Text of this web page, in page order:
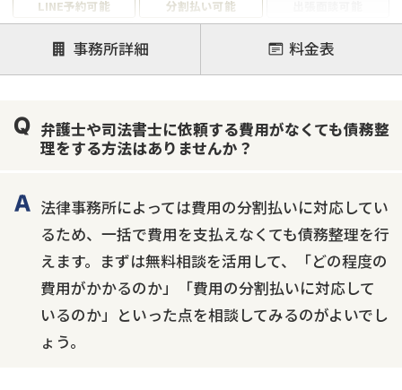
LINE予約可能
分割払い可能
個人再生
時効援用
過払い金返還請求
会社破産・法人破産
住宅ローン
事務所詳細 料金表
弁護士や司法書士に依頼する費用がなくても債務整
理をする方法はありませんか？
法律事務所によっては費用の分割払いに対応してい
るため、一括で費用を支払えなくても債務整理を行
えます。まずは無料相談を活用して、「どの程度の
費用がかかるのか」「費用の分割払いに対応して
いるのか」といった点を相談してみるのがよいでし
ょう。